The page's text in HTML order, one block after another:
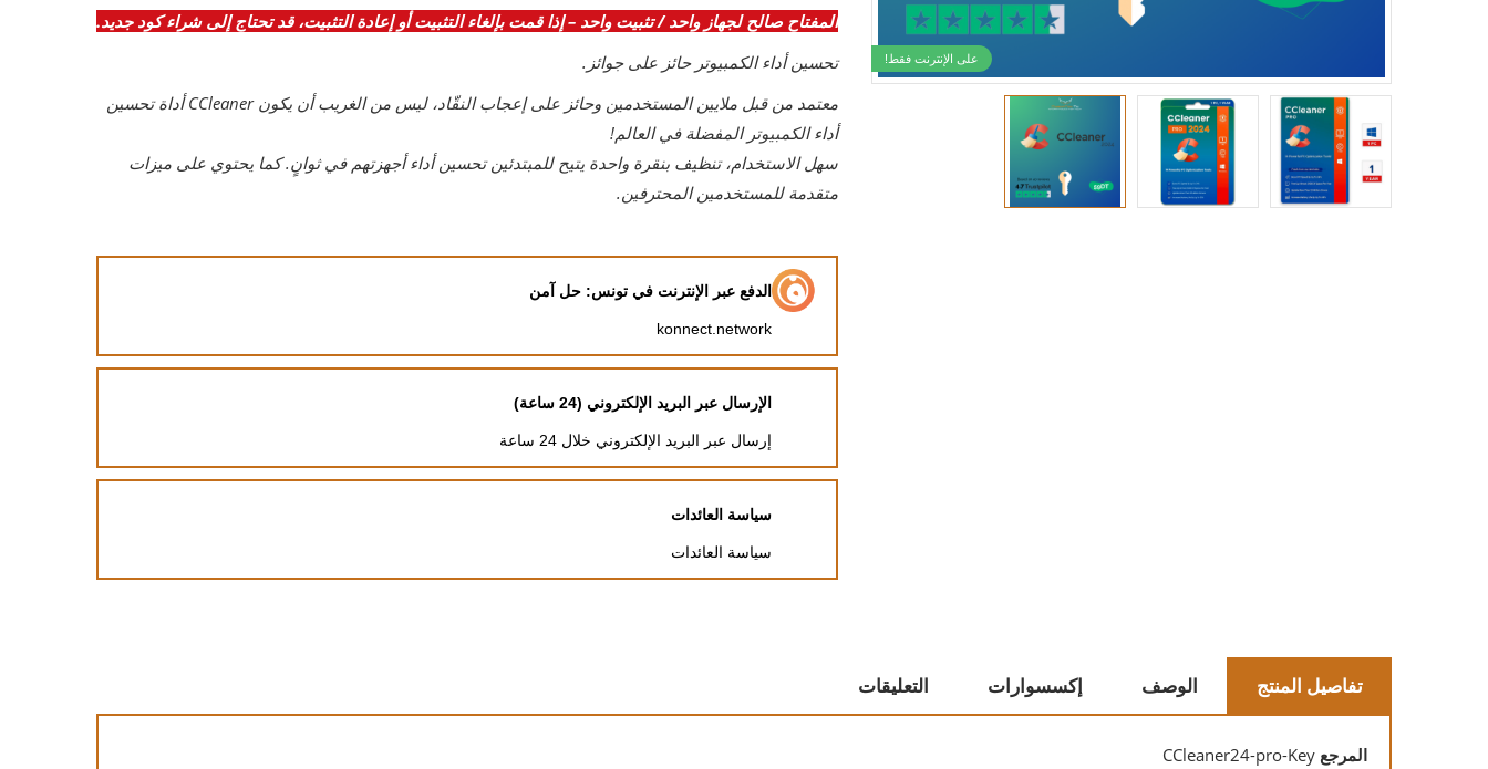
على الإنترنت فقط!
المفتاح صالح لجهاز واحد / تثبيت واحد – إذا قمت بإلغاء التثبيت أو إعادة التثبيت، قد تحتاج إلى شراء كود جديد.
تحسين أداء الكمبيوتر حائز على جوائز.
معتمد من قبل ملايين المستخدمين وحائز على إعجاب النقّاد، ليس من الغريب أن يكون CCleaner أداة تحسين
أداء الكمبيوتر المفضلة في العالم!
سهل الاستخدام، تنظيف بنقرة واحدة يتيح للمبتدئين تحسين أداء أجهزتهم في ثوانٍ. كما يحتوي على ميزات
متقدمة للمستخدمين المحترفين.
الدفع عبر الإنترنت في تونس: حل آمن
konnect.network
الإرسال عبر البريد الإلكتروني (24 ساعة)
إرسال عبر البريد الإلكتروني خلال 24 ساعة
سياسة العائدات
سياسة العائدات
تفاصيل المنتج الوصف إكسسوارات التعليقات
المرجع CCleaner24-pro-Key